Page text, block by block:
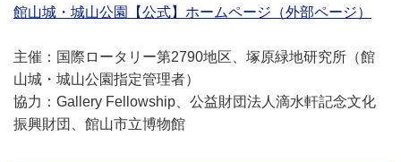
館山城・城山公園【公式】ホームページ（外部ページ）
主催：国際ロータリー第2790地区、塚原緑地研究所（館
山城・城山公園指定管理者）
協力：Gallery Fellowship、公益財団法人滴水軒記念文化
振興財団、館山市立博物館